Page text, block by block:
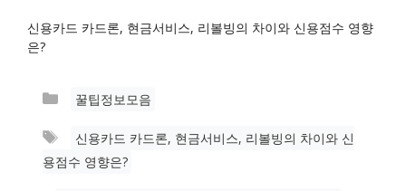
신용카드 카드론, 현금서비스, 리볼빙의 차이와 신용점수 영향
은?
카
고
리
꿀팁정보모음
태
그
신용카드 카드론, 현금서비스, 리볼빙의 차이와 신
용점수 영향은?